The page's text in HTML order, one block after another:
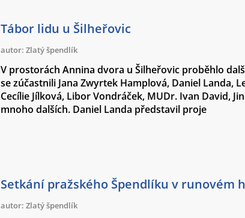
Tábor lidu u Šilheřovic
autor: Zlatý špendlík
V prostorách Annina dvora u Šilheřovic proběhlo
se zúčastnili Jana Zwyrtek Hamplová, Daniel Landa,
Cecílie Jílková, Libor Vondráček, MUDr. Ivan David,
mnoho dalších. Daniel Landa představil proje
Setkání pražského Špendlíku v runovém
autor: Zlatý špendlík